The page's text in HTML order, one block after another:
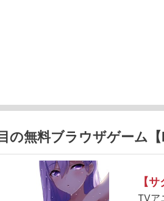
の無料ブラウザゲーム【
【
TVア